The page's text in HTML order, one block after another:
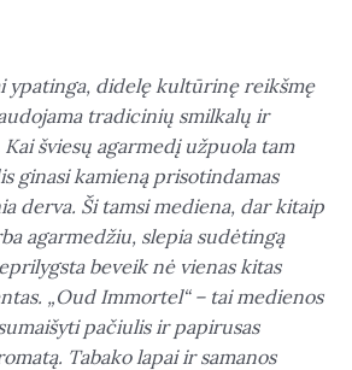
ypatinga, didelę kultūrinę reikšmę
tradicinių smilkalų ir
šviesų agarmedį užpuola tam
ginasi kamieną prisotindamas
derva. Ši tamsi mediena, dar kitaip
agarmedžiu, slepia sudėtingą
beveik nė vienas kitas
„Oud Immortel“ – tai medienos
pačiulis ir papirusas
Tabako lapai ir samanos